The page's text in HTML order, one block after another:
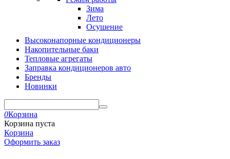
Зима
Лето
Осушение
Высоконапорные кондиционеры
Накопительные баки
Тепловые агрегаты
Заправка кондиционеров авто
Бренды
Новинки
0Корзина
Корзина пуста
Корзина
Оформить заказ